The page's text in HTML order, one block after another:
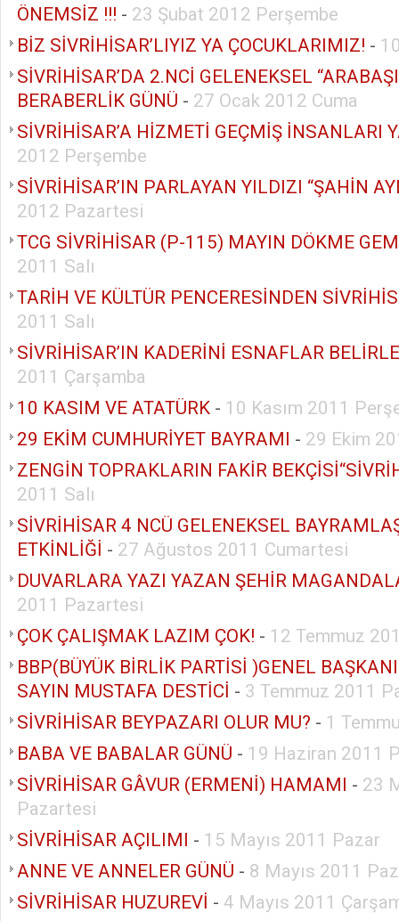
ÖNEMSİZ !!! - 23 Şubat 2012 Perşembe
BİZ SİVRİHİSAR’LIYIZ YA ÇOCUKLARIMIZ! -
SİVRİHİSAR’DA 2.NCİ GELENEKSEL
BERABERLİK GÜNÜ - 27 Ocak 2012 Cuma
SİVRİHİSAR’A HİZMETİ GEÇMİŞ İNSANLARI
2012 Perşembe
SİVRİHİSAR’IN PARLAYAN YILDIZI “ŞAHİN
2012 Pazartesi
TCG SİVRİHİSAR (P-115) MAYIN DÖKME
2011 Salı
TARİH VE KÜLTÜR PENCERESİNDEN
2011 Salı
SİVRİHİSAR’IN KADERİNİ ESNAFLAR
2011 Çarşamba
10 KASIM VE ATATÜRK - 10 Kasım 2011
29 EKİM CUMHURİYET BAYRAMI - 29 Ekim
ZENGİN TOPRAKLARIN FAKİR
2011 Salı
SİVRİHİSAR 4 NCÜ GELENEKSEL
ETKİNLİĞİ - 27 Ağustos 2011 Cumartesi
DUVARLARA YAZI YAZAN ŞEHİR
2011 Pazartesi
ÇOK ÇALIŞMAK LAZIM ÇOK! - 12 Temmuz
BBP(BÜYÜK BİRLİK PARTİSİ )GENEL
SAYIN MUSTAFA DESTİCİ - 3 Temmuz 2011
SİVRİHİSAR BEYPAZARI OLUR MU? - 1
BABA VE BABALAR GÜNÜ - 19 Haziran 2011
SİVRİHİSAR GÂVUR (ERMENİ) HAMAMI - 23
Pazartesi
SİVRİHİSAR AÇILIMI - 15 Mayıs 2011 Pazar
ANNE VE ANNELER GÜNÜ - 8 Mayıs 2011
SİVRİHİSAR HUZUREVİ - 4 Mayıs 2011